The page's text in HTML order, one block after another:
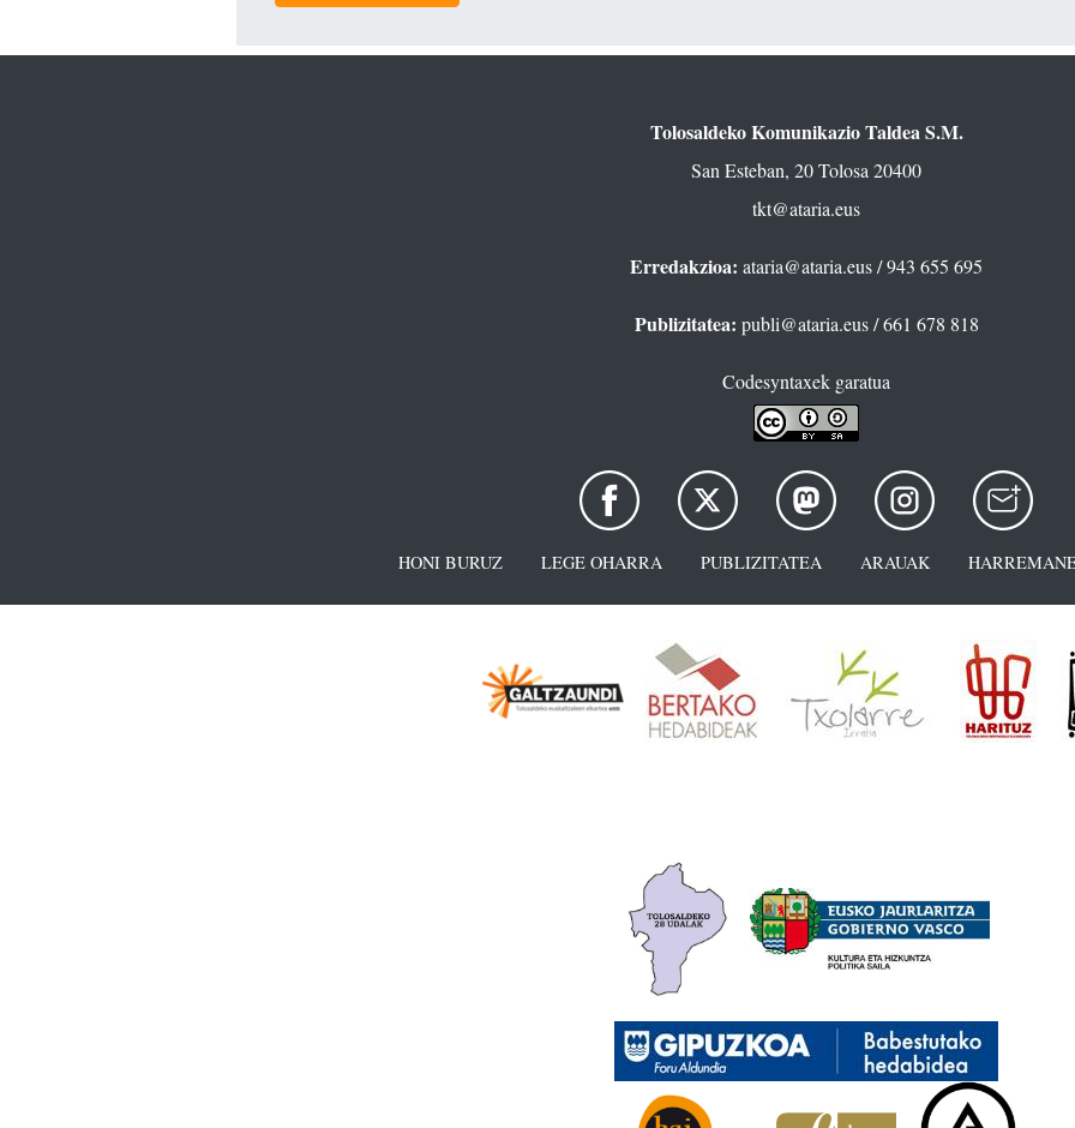
Tolosaldeko Komunikazio Taldea S.M.
San Esteban, 20 Tolosa 20400
tkt@ataria.eus
Erredakzioa: ataria@ataria.eus/ 943 655 695
Publizitatea: publi@ataria.eus/ 661 678 818
Codesyntaxek garatua
HONI BURUZ LEGE OHARRA PUBLIZITATEA ARAUAK